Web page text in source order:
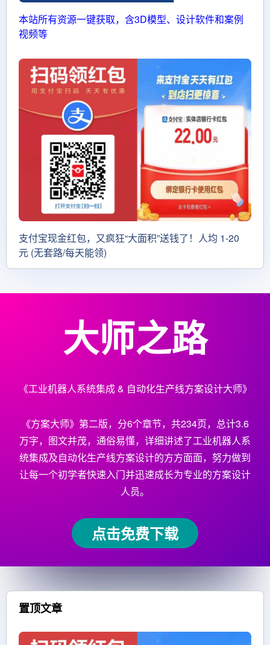
本站所有资源一键获取，含3D模型、设计软件和案例
视频等
支付宝现金红包，又疯狂“大面积”送钱了！人均 1-20
元 (无套路/每天能领)
大师之路
《工业机器人系统集成 & 自动化生产线方案设计大师》
《方案大师》第二版，分6个章节，共234页，总计3.6
万字，图文并茂，通俗易懂，详细讲述了工业机器人系
统集成及自动化生产线方案设计的方方面面，努力做到
让每一个初学者快速入门并迅速成长为专业的方案设计
人员。
点击免费下载
置顶文章